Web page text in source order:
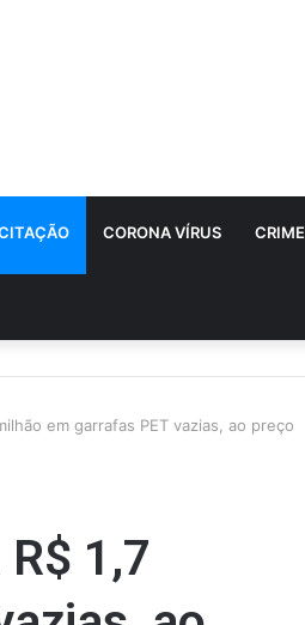
CORONA VÍRUS CRIME
em garrafas PET vazias, ao preço
1,7